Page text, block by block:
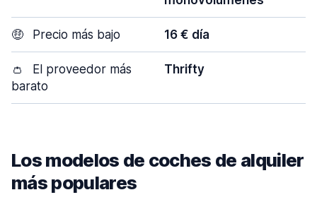
🤑 Precio más bajo 16 € día
👛
El proveedor más
barato
Thrifty
Los modelos de coches de alquiler
más populares